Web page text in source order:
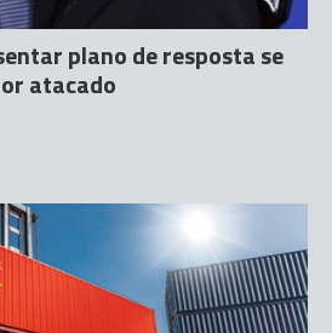
plano de resposta se
atacado